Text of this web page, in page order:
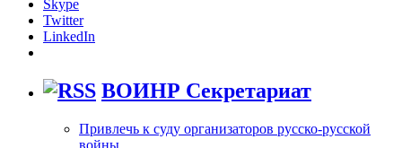
Skype
Twitter
LinkedIn
ВОИНР Секретариат
Привлечь к суду организаторов русско-русской
войны